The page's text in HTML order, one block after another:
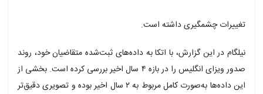
چشمگیری داشته است.
در این گزارش، با اتکا به داده‌های ثبت‌شده متقاضیان خود، روند
صدور ویزای انگلیس را در بازه ۴ سال اخیر بررسی کرده است. بخشی از
این داده‌ها به‌صورت کامل مربوط به ۲ سال اخیر بوده و تصویری دقیق‌تر